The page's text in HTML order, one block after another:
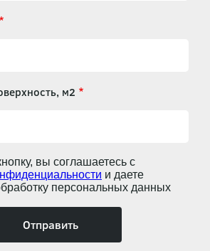
м2
вы соглашаетесь с
и даете
персональных данных